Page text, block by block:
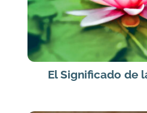
El Significado de